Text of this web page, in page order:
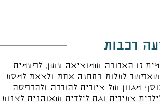
זו הארובה שמוציאה עשן, לפעמים
שאפשר לעלות בתחנה אחת ולצאת למסע
מגוון של ציורים להורדה ולהדפסה
צעירים וגם לילדים שאוהבים לצבוע